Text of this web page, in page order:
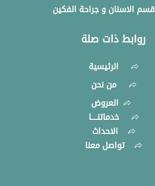
قسم الاسنان و جراحة الفكين
روابط ذات صلة
الرئيسية
من نحن
العروض
خدماتنــــا
الاحداث
تواصل معنا